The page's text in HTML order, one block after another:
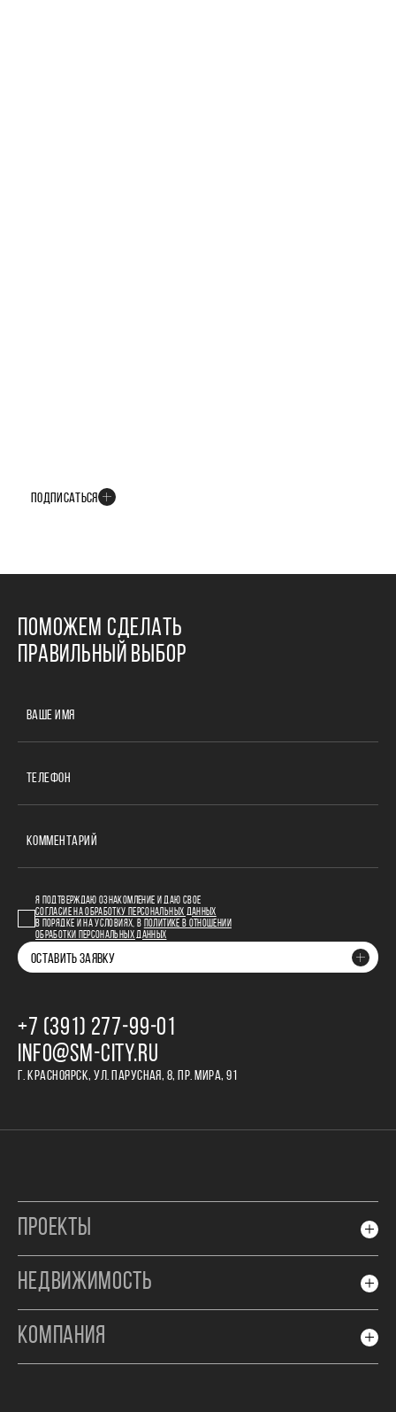
ПОДПИСАТЬСЯ
ПОМОЖЕМ СДЕЛАТЬ
ПРАВИЛЬНЫЙ ВЫБОР
ВАШЕ ИМЯ
ТЕЛЕФОН
КОММЕНТАРИЙ
Я ПОДТВЕРЖДАЮ ОЗНАКОМЛЕНИЕ И ДАЮ СВОЕ
СОГЛАСИЕ НА ОБРАБОТКУ ПЕРСОНАЛЬНЫХ ДАННЫХ
В ПОРЯДКЕ И НА УСЛОВИЯХ, В ПОЛИТИКЕ В ОТНОШЕНИИ
ОБРАБОТКИ ПЕРСОНАЛЬНЫХ ДАННЫХ
ОСТАВИТЬ ЗАЯВКУ
+7 (391) 277‒99‒01
INFO@SM-CITY.RU
Г. КРАСНОЯРСК, УЛ. ПАРУСНАЯ, 8, ПР. МИРА, 91
ПРОЕКТЫ
НЕДВИЖИМОСТЬ
КОМПАНИЯ